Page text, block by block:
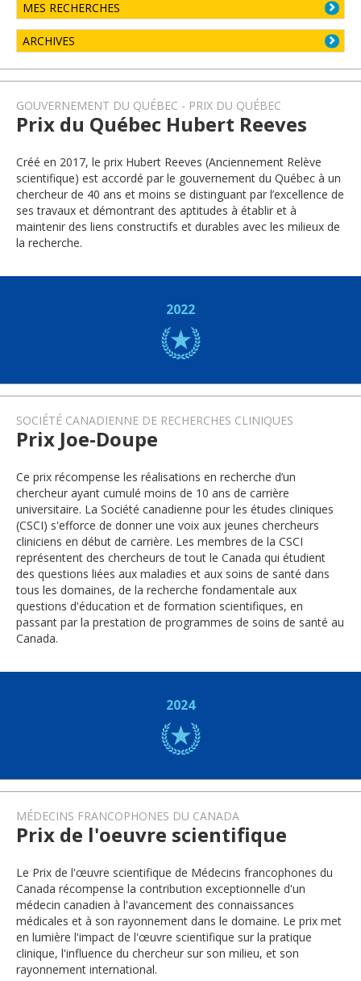
MES RECHERCHES
ARCHIVES
GOUVERNEMENT DU QUÉBEC PRIX DU QUÉBEC
Prix du Québec Hubert Reeves
Créé en 2017, le prix Hubert Reeves (Anciennement Relève
scientifique) est accordé par le gouvernement du Québec à un
chercheur de 40 ans et moins se distinguant par l’excellence de
ses travaux et démontrant des aptitudes à établir et à
maintenir des liens constructifs et durables avec les milieux de
la recherche.
2022
SOCIÉTÉ CANADIENNE DE RECHERCHES CLINIQUES
Prix Joe-Doupe
Ce prix récompense les réalisations en recherche d’un
chercheur ayant cumulé moins de 10 ans de carrière
universitaire. La Société canadienne pour les études cliniques
(CSCI) s'efforce de donner une voix aux jeunes chercheurs
cliniciens en début de carrière. Les membres de la CSCI
représentent des chercheurs de tout le Canada qui étudient
des questions liées aux maladies et aux soins de santé dans
tous les domaines, de la recherche fondamentale aux
questions d'éducation et de formation scientifiques, en
passant par la prestation de programmes de soins de santé au
Canada.
2024
MÉDECINS FRANCOPHONES DU CANADA
Prix de l'oeuvre scientifique
Le Prix de l'œuvre scientifique de Médecins francophones du
Canada récompense la contribution exceptionnelle d'un
médecin canadien à l'avancement des connaissances
médicales et à son rayonnement dans le domaine. Le prix met
en lumière l'impact de l'œuvre scientifique sur la pratique
clinique, l'influence du chercheur sur son milieu, et son
rayonnement international.